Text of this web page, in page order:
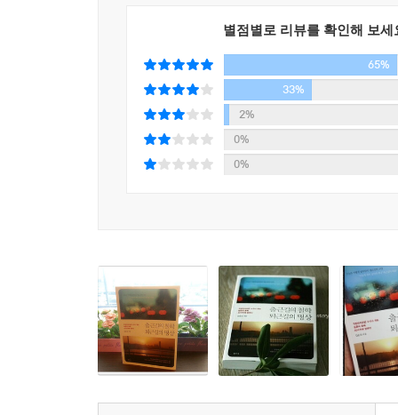
21 현실과 이상
〔출근길의 철학〕 내가 좋아하는 일을 할 수 없는
〔퇴근길의 명상〕 소망인지 열망인지 확인하라
〔출근길의 철학〕 나는 왜 말을 대차게 하지 못할
〔출근길의 철학〕 왜 회계 부서의 눈치를 봐야 하
〔퇴근길의 명상〕 시대를 읽어라
24 순서와 단계
〔출근길의 철학〕 왜 본사와 현장에서 다 나를 찾
편견(偏見)이다. 편견은 나의 입장에만 치우쳐 상
이해관계가 얽히고설킨 복잡한 직장 생활 그
파악하느냐에 달렸다.
6년간 400여 건의 직장인들의 고민을 듣고 상담하
‘퇴근길의 명상’을 통해 앞의 사례를 인생의 문제
오랫동안 직장인을 상대로 많은 상담을 해온 작가
열심히 나아간다면 더 빨리 목표에 도달할 수 있
있기 때문이다.
마찬가지로 직장인들을 대상으로 속도와 뛰는
별점별로 리뷰를 확인해 보세
65%
33%
2%
0%
0%